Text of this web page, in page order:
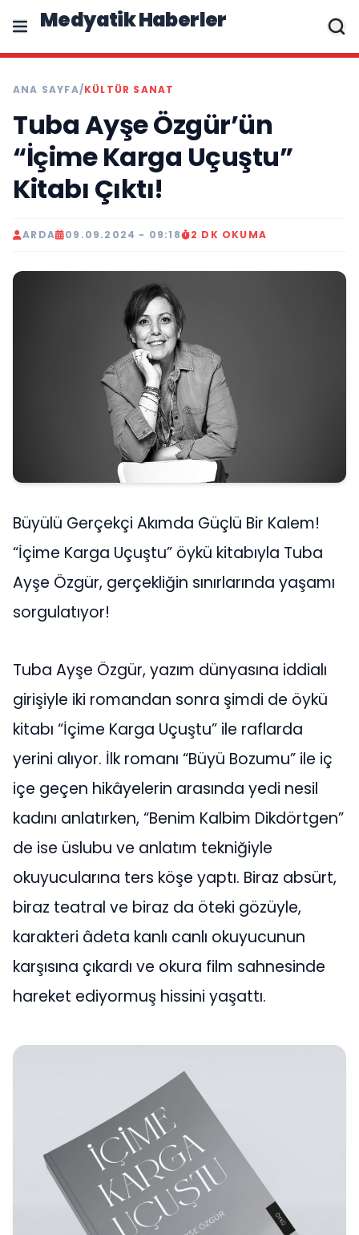
Medyatik Haberler
ANA SAYFA/KÜLTÜR SANAT
Tuba Ayşe Özgür’ün
“İçime Karga Uçuştu”
Kitabı Çıktı!
ARDA 09.09.2024 - 09:18 2 DK OKUMA
Büyülü Gerçekçi Akımda Güçlü Bir Kalem!
“İçime Karga Uçuştu” öykü kitabıyla Tuba
Ayşe Özgür, gerçekliğin sınırlarında yaşamı
sorgulatıyor!
Tuba Ayşe Özgür, yazım dünyasına iddialı
girişiyle iki romandan sonra şimdi de öykü
kitabı “İçime Karga Uçuştu” ile raflarda
yerini alıyor. İlk romanı “Büyü Bozumu” ile iç
içe geçen hikâyelerin arasında yedi nesil
kadını anlatırken, “Benim Kalbim Dikdörtgen”
de ise üslubu ve anlatım tekniğiyle
okuyucularına ters köşe yaptı. Biraz absürt,
biraz teatral ve biraz da öteki gözüyle,
karakteri âdeta kanlı canlı okuyucunun
karşısına çıkardı ve okura film sahnesinde
hareket ediyormuş hissini yaşattı.